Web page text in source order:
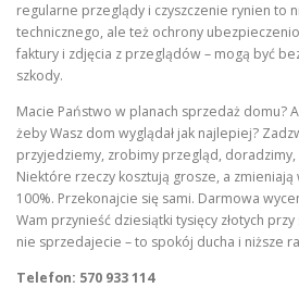
regularne przeglądy i czyszczenie rynien to
technicznego, ale też ochrony
faktury i zdjęcia z przeglądów – mogą być
szkody.
Macie Państwo w planach sprzedaż domu?
żeby Wasz dom wyglądał jak najlepiej?
przyjedziemy, zrobimy przegląd,
Niektóre rzeczy kosztują grosze, a
100%. Przekonajcie się sami. Darmowa
Wam przynieść dziesiątki tysięcy złotych
nie sprzedajecie – to spokój ducha i niższe
Telefon: 570 933 114